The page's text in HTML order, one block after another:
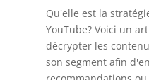
Qu'elle est la
YouTube? Voici un
décrypter les
son segment afin